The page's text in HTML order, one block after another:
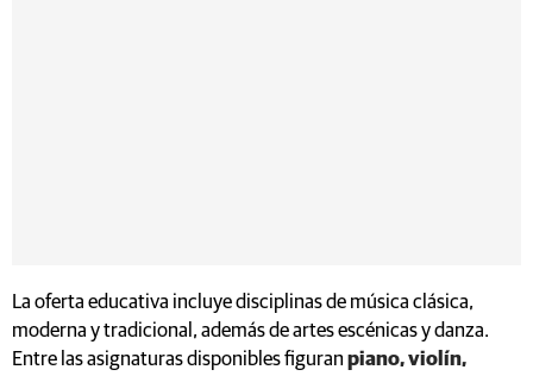
La oferta educativa incluye disciplinas de música clásica,
moderna y tradicional, además de artes escénicas y danza.
Entre las asignaturas disponibles figuran piano, violín,